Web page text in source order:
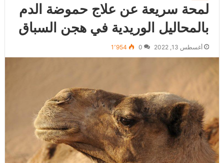
لمحة سريعة عن علاج حموضة الدم
بالمحاليل الوريدية في هجن السباق
أغسطس 13, 2022 0 1٬954